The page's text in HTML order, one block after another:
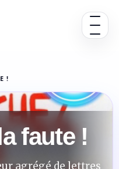
Ouvrir
!
faute !
agrégé de lettres